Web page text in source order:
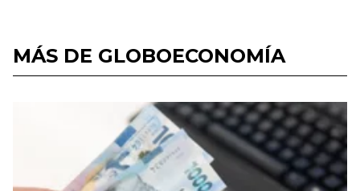
MÁS DE GLOBOECONOMÍA